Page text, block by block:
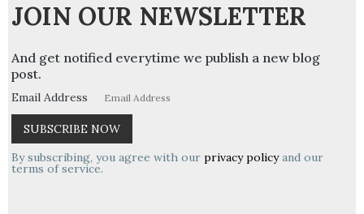
JOIN OUR NEWSLETTER
And get notified everytime we publish a new blog
post.
Email Address
By subscribing, you agree with our privacy policyand our
terms of service.